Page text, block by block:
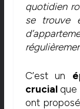
quotidien
se trouve
C’est un
crucialque
ont